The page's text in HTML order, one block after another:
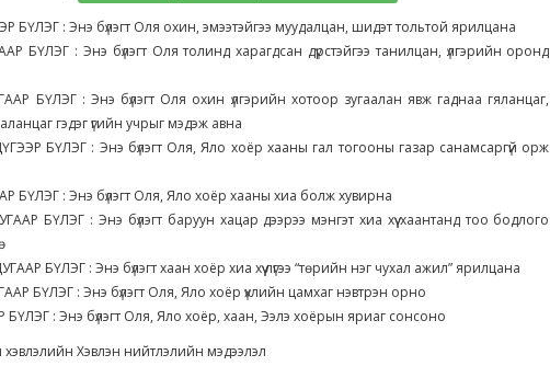
БҮЛЭГ : Энэ бүлэгт Оля охин, эмээтэйгээ муудалцан, шидэт тольтой ярилцана
БҮЛЭГ : Энэ бүлэгт Оля толинд харагдсан дүрстэйгээ танилцан, үлгэрийн оронд
БҮЛЭГ : Энэ бүлэгт Оля охин үлгэрийн хотоор зугаалан явж гаднаа гяланцаг,
гэдэг үгийн учрыг мэдэж авна
БҮЛЭГ : Энэ бүлэгт Оля, Яло хоёр хааны гал тогооны газар санамсаргүй орж
БҮЛЭГ : Энэ бүлэгт Оля, Яло хоёр хааны хиа болж хувирна
БҮЛЭГ : Энэ бүлэгт баруун хацар дээрээ мэнгэт хиа хүү хаантанд тоо бодлого
БҮЛЭГ : Энэ бүлэгт хаан хоёр хиа хүү лүгээ “төрийн нэг чухал ажил” ярилцана
БҮЛЭГ : Энэ бүлэгт Оля, Яло хоёр үхлийн цамхаг нэвтрэн орно
БҮЛЭГ : Энэ бүлэгт Оля, Яло хоёр, хаан, Ээлэ хоёрын яриаг сонсоно
Хэвлэн нийтлэлийн мэдээлэл